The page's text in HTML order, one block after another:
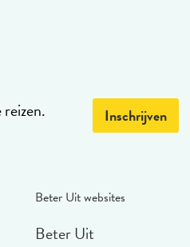
Inschrijven
Beter Uit websites
Beter Uit